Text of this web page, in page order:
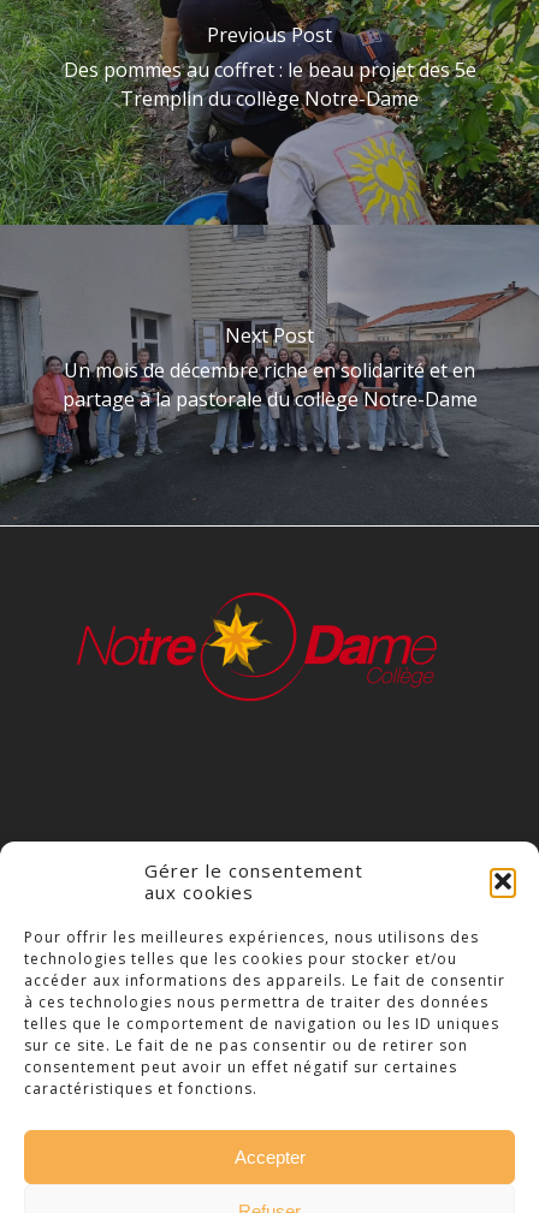
Gérer le consentement
aux cookies
Pour offrir les meilleures expériences, nous utilisons des
technologies telles que les cookies pour stocker et/ou
accéder aux informations des appareils. Le fait de consentir
à ces technologies nous permettra de traiter des données
telles que le comportement de navigation ou les ID uniques
sur ce site. Le fait de ne pas consentir ou de retirer son
consentement peut avoir un effet négatif sur certaines
caractéristiques et fonctions.
Accepter
Previous Post
Des pommes au coffret : le beau projet des 5e
Tremplin du collège Notre-Dame
Next Post
Un mois de décembre riche en solidarité et en
partage à la pastorale du collège Notre-Dame
COLLÈGE NOTRE DAME
23 Place Saint-Jean,
79300 Bressuire
Téléphone : 05 49 74 46 20